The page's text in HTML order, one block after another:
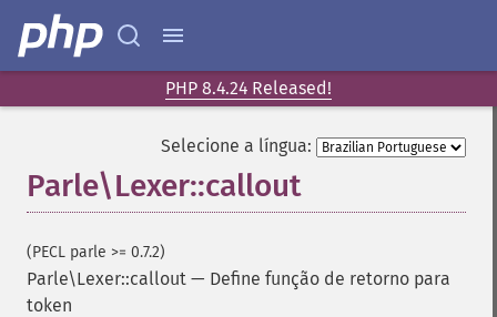
PHP 8.4.24 Released!
Selecione a língua:
Parle\Lexer::callout
(PECL parle >= 0.7.2)
Parle\Lexer::callout — Define função de retorno para
token